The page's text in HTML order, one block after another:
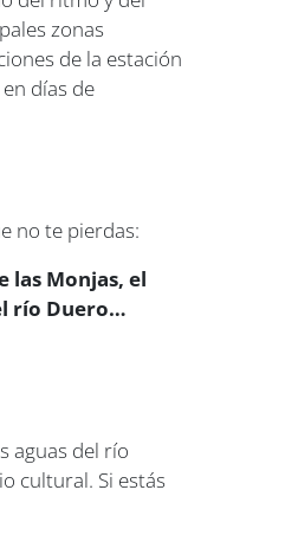
zonas
de la estación
días de
no te pierdas:
las Monjas, el
río Duero…
aguas del río
cultural. Si estás